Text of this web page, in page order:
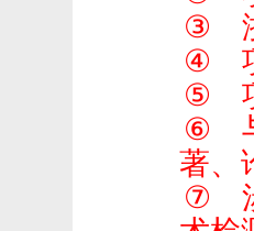
③
④
⑤
⑥
著、
⑦